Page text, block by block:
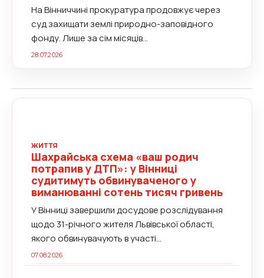
На Вінниччині прокуратура продовжує через
суд захищати землі природно-заповідного
фонду. Лише за сім місяців...
28.07.2026
ЖИТТЯ
Шахрайська схема «ваш родич
потрапив у ДТП»: у Вінниці
судитимуть обвинуваченого у
виманюванні сотень тисяч гривень
У Вінниці завершили досудове розслідування
щодо 31-річного жителя Львівської області,
якого обвинувачують в участі...
07.08.2026